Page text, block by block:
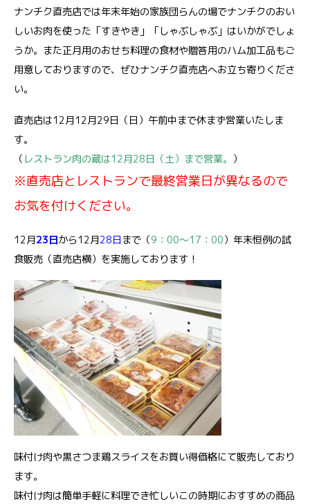
ナンチク直売店では年末年始の家族団らんの場でナンチクのおい
しいお肉を使った「すきやき」「しゃぶしゃぶ」はいかがでしょ
うか。また正月用のおせち料理の食材や贈答用のハム加工品もご
用意しておりますので、ぜひナンチク直売店へお立ち寄りくださ
い。
直売店は12月12月29日（日）午前中まで休まず営業いたしま
す。
（ レストラン肉の蔵は12月28日（土）まで営業。 ）
※直売店とレストランで最終営業日が異なるので
お気を付けください。
12月23日から12月28日 まで（9：00～17：00）年末恒例の試
食販売（直売店横）を実施しております！
味付け肉や黒さつま鶏スライスをお買い得価格にて販売しており
ます。
味付け肉は簡単手軽に料理でき忙しいこの時期におすすめの商品